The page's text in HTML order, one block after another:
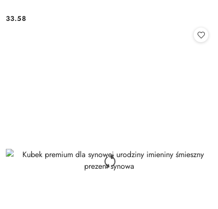
Cena:
33.58